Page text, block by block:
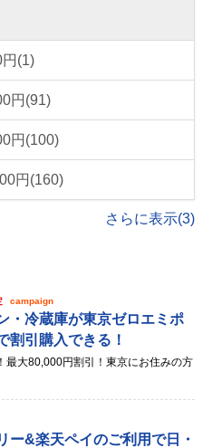
(1)
円(91)
円(100)
円(160)
さらに表示(3)
campaign
・冷蔵庫が東京ゼロエミポ
割引購入できる！
最大80,000円割引！東京にお住みの方
ー&楽天ペイのご利用で日・